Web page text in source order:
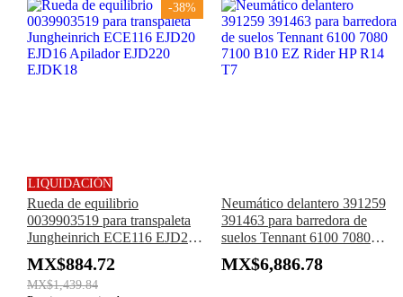
-38%
LIQUIDACIÓN
Rueda de equilibrio
0039903519 para transpaleta
Jungheinrich ECE116 EJD20
EJD16 Apilador EJD220
EJDK18
MX$884.72
MX$1,439.84
Neumático delantero 391259
391463 para barredora de
suelos Tennant 6100 7080
7100 B10 EZ Rider HP R14
T7
MX$6,886.78